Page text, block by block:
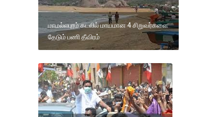
மாமல்லபுரம் கடலில் மாயமான 4 சிறுவர்களை
தேடும் பணி தீவிரம்